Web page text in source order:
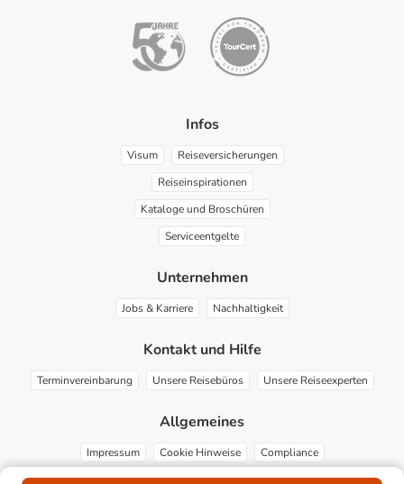
Infos
Visum
Reiseversicherungen
Reiseinspirationen
Kataloge und Broschüren
Serviceentgelte
Unternehmen
Jobs & Karriere Nachhaltigkeit
Kontakt und Hilfe
Terminvereinbarung Unsere Reisebüros Unsere Reiseexperten
Allgemeines
Impressum Cookie Hinweise Compliance